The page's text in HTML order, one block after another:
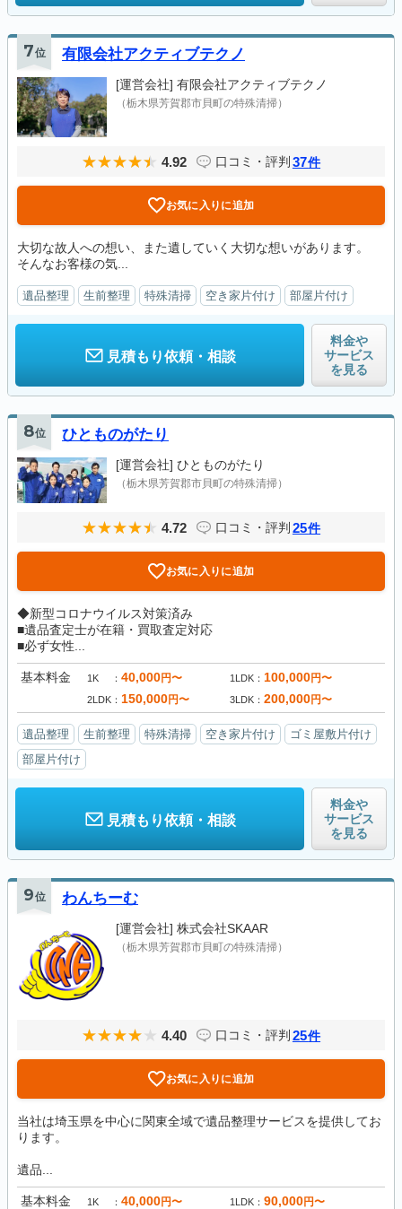
7位 有限会社アクティブテクノ
[運営会社] 有限会社アクティブテクノ
（栃木県芳賀郡市貝町の特殊清掃）
4.92 口コミ・評判 37件
お気に入りに追加
大切な故人への想い、また遺していく大切な想いがあります。
そんなお客様の気...
遺品整理 生前整理 特殊清掃 空き家片付け 部屋片付け
見積もり依頼・相談
料金や
サービス
を見る
8位 ひとものがたり
[運営会社] ひとものがたり
（栃木県芳賀郡市貝町の特殊清掃）
4.72 口コミ・評判 25件
お気に入りに追加
◆新型コロナウイルス対策済み
■遺品査定士が在籍・買取査定対応
■必ず女性...
基本料金 1K 40,000円〜 1LDK 100,000円〜
2LDK 150,000円〜 3LDK 200,000円〜
遺品整理 生前整理 特殊清掃 空き家片付け
ゴミ屋敷片付け
部屋片付け
見積もり依頼・相談
料金や
サービス
を見る
9位 わんちーむ
[運営会社] 株式会社SKAAR
（栃木県芳賀郡市貝町の特殊清掃）
4.40 口コミ・評判 25件
お気に入りに追加
当社は埼玉県を中心に関東全域で遺品整理サービスを提供してお
ります。
遺品...
基本料金 1K 40,000円〜 1LDK 90,000円〜